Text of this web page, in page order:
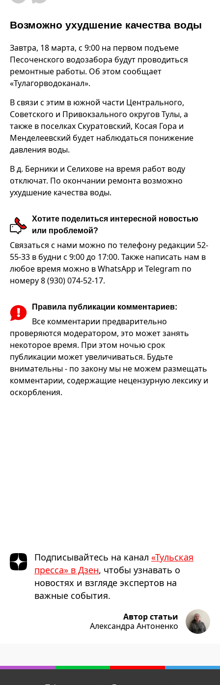
Возможно ухудшение качества воды
Завтра, 18 марта, с 9:00 на первом подъеме
Песоченского водозабора будут проводиться
ремонтные работы. Об этом сообщает
«Тулагорводоканал».
В связи с этим в южной части Центрального,
Советского и Привокзального округов Тулы, а
также в поселках Скуратовский, Косая Гора и
Менделеевский будет наблюдаться понижение
давления воды.
В д. Берники и Селихове на время работ воду
отключат. По окончании ремонта возможно
ухудшение качества воды.
Хотите поделиться интересной новостью
или проблемой?
Связаться с нами можно по телефону редакции 52-
55-33 в будни с 9:00 до 17:00. Также написать нам в
любое время можно в WhatsApp и Telegram по
номеру 8 (930) 074-52-17.
Правила публикации комментариев:
Все комментарии предварительно
проверяются модератором, это может занять
некоторое время. При этом ночью срок
публикации может увеличиваться. Будьте
внимательны - по закону мы не можем размещать
комментарии, содержащие нецензурную лексику и
оскорбления.
Подписывайтесь на канал «Тульская
пресса» в Дзен, чтобы узнавать о
новостях и взгляде экспертов на
важные события.
Автор статьи
Александра Антоненко